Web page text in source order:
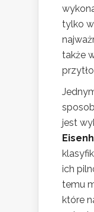
tylko
także
jest
ich
temu
które